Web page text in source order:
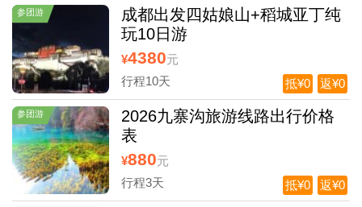
参团游
成都出发四姑娘山+稻城亚丁纯
玩10日游
¥4380元
行程10天
返¥0
抵¥0
参团游
2026九寨沟旅游线路出行价格
表
¥880元
行程3天
返¥0
抵¥0